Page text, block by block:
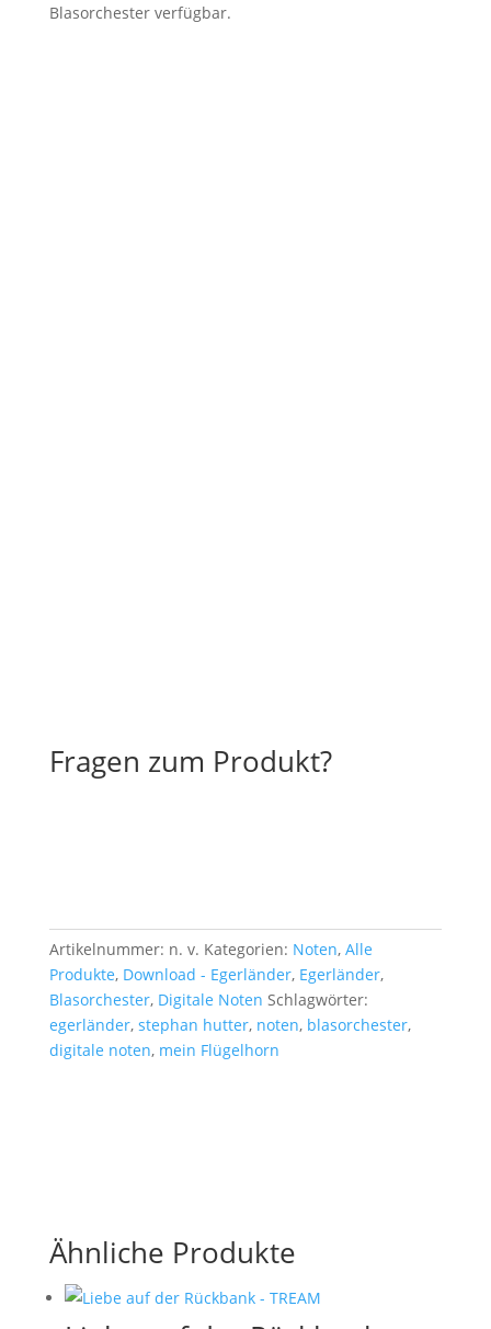
Blasorchester verfügbar.
Fragen zum Produkt?
Artikelnummer: n. v. Kategorien: Noten, Alle
Produkte, Download - Egerländer, Egerländer,
Blasorchester, Digitale Noten Schlagwörter:
egerländer, stephan hutter, noten, blasorchester,
digitale noten, mein Flügelhorn
Ähnliche Produkte